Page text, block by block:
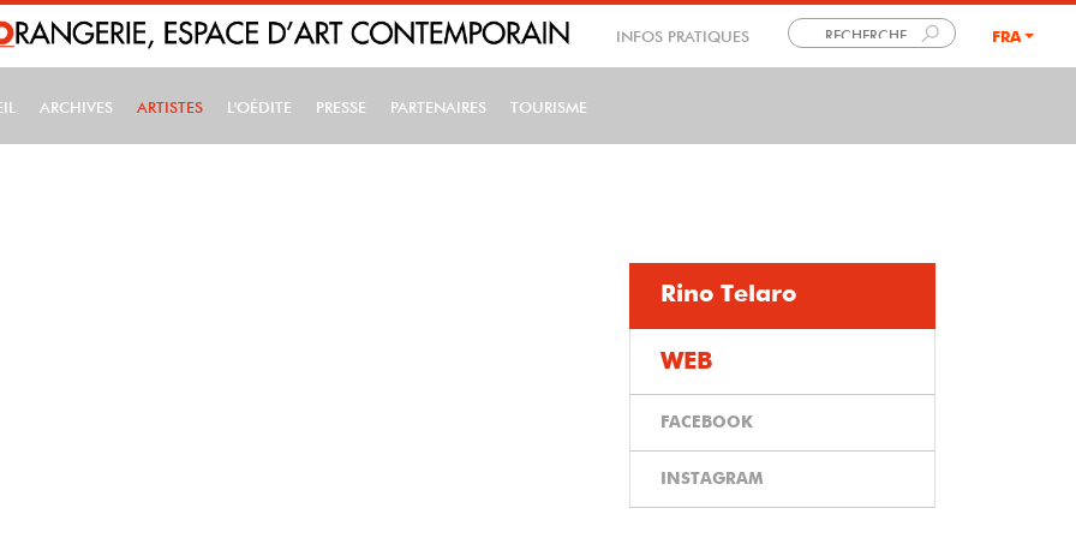
INFOS PRATIQUES FRA
NAVIGATION
ARCHIVES ARTISTES L'OÉDITE PRESSE PARTENAIRES TOURISME
Rino Telaro
WEB
FACEBOOK
INSTAGRAM